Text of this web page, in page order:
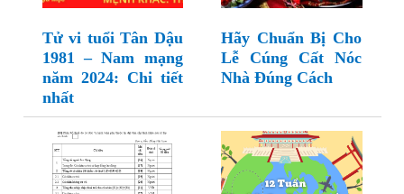
Tử vi tuổi Tân Dậu
1981 – Nam mạng
năm 2024: Chi tiết
nhất
Hãy Chuẩn Bị Cho
Lễ Cúng Cất Nóc
Nhà Đúng Cách